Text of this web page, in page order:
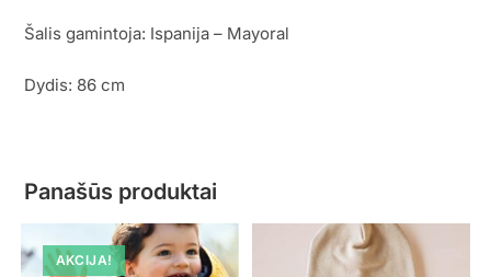
Šalis gamintoja: Ispanija – Mayoral
Dydis: 86 cm
Panašūs produktai
AKCIJA!